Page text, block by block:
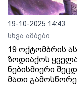
19-10-2025 14:43
სხვა ამბები
19 ოქტომბრის
ზოდიაქოს
ნებისმიერი
მათი